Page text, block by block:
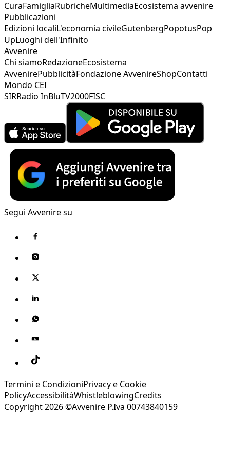
CuraFamigliaRubricheMultimediaEcosistema avvenire
Pubblicazioni
Edizioni localiL'economia civileGutenbergPopotusPop
UpLuoghi dell'Infinito
Avvenire
Chi siamoRedazioneEcosistema
AvvenirePubblicitàFondazione AvvenireShopContatti
Mondo CEI
SIRRadio InBluTV2000FISC
Segui Avvenire su
Termini e CondizioniPrivacy e Cookie
PolicyAccessibilitàWhistleblowingCredits
Copyright 2026 ©Avvenire P.Iva 00743840159